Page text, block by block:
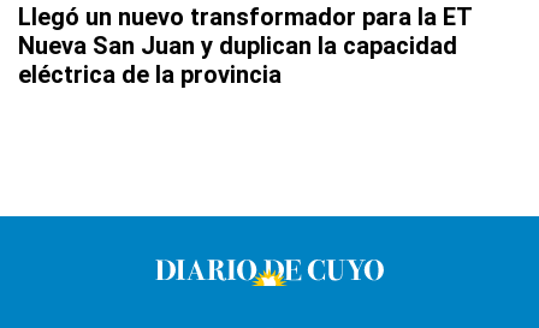
Llegó un nuevo transformador para la ET
Nueva San Juan y duplican la capacidad
eléctrica de la provincia